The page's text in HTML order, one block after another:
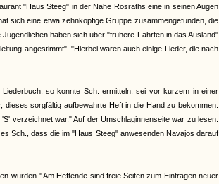
"Haus Steeg" in der Nähe Rösraths eine in seinen Augen
sich eine etwa zehnköpfige Gruppe zusammengefunden, die
haben sich über "frühere Fahrten in das Ausland"
angestimmt". "Hierbei waren auch einige Lieder, die nach
so konnte Sch. ermitteln, sei vor kurzem in einer
sorgfältig aufbewahrte Heft in die Hand zu bekommen.
verzeichnet war." Auf der Umschlaginnenseite war zu lesen:
Sch., dass die im "Haus Steeg" anwesenden Navajos darauf
wurden." Am Heftende sind freie Seiten zum Eintragen neuer